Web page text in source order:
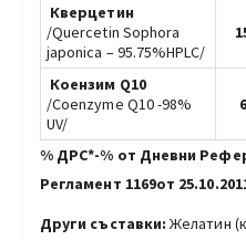
Квeрцетин
/Quercetin Sophora
japonica – 95.75%HPLC/
Коензим Q10
/Coenzyme Q10 -98%
UV/
% ДРС*-% от Дневни
Регламент 1169от
Други съставки: Желатин